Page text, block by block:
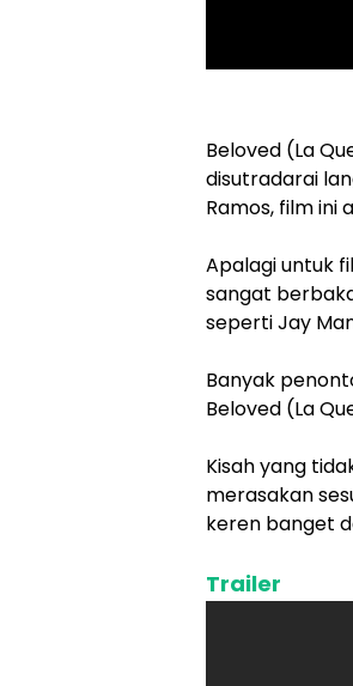
Beloved (La
disutradarai
Ramos, film ini
Apalagi untuk
sangat
seperti Jay
Banyak
Beloved (La
Kisah yang
merasakan
keren banget
Trailer